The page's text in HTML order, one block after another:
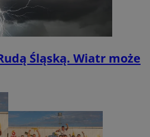
Śląską. Wiatr może